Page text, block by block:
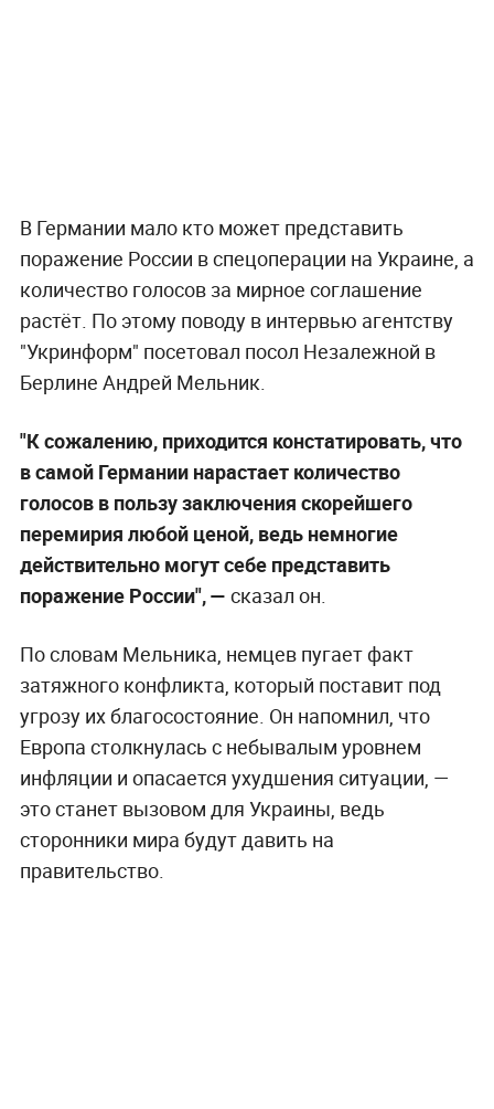
В Германии мало кто может представить
поражение России в спецоперации на Украине, а
количество голосов за мирное соглашение
растёт. По этому поводу в интервью агентству
"Укринформ" посетовал посол Незалежной в
Берлине Андрей Мельник.
"К сожалению, приходится констатировать, что
в самой Германии нарастает количество
голосов в пользу заключения скорейшего
перемирия любой ценой, ведь немногие
действительно могут себе представить
поражение России", — сказал он.
По словам Мельника, немцев пугает факт
затяжного конфликта, который поставит под
угрозу их благосостояние. Он напомнил, что
Европа столкнулась с небывалым уровнем
инфляции и опасается ухудшения ситуации, —
это станет вызовом для Украины, ведь
сторонники мира будут давить на
правительство.